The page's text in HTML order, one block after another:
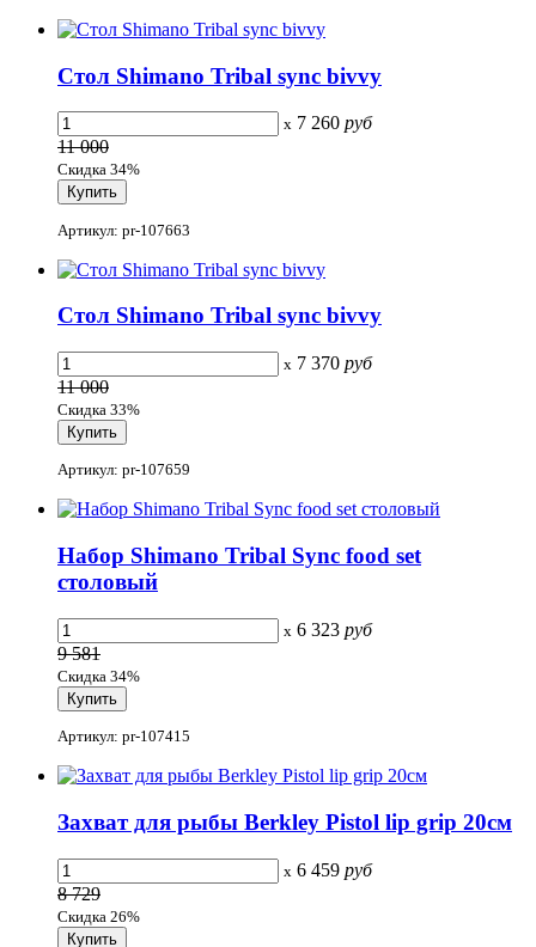
Стол Shimano Tribal sync bivvy
x 7 260 руб
11 000
Скидка 34%
Артикул: pr-107663
Стол Shimano Tribal sync bivvy
x 7 370 руб
11 000
Скидка 33%
Артикул: pr-107659
Набор Shimano Tribal Sync food set
столовый
x 6 323 руб
9 581
Скидка 34%
Артикул: pr-107415
Захват для рыбы Berkley Pistol lip grip 20см
x 6 459 руб
8 729
Скидка 26%